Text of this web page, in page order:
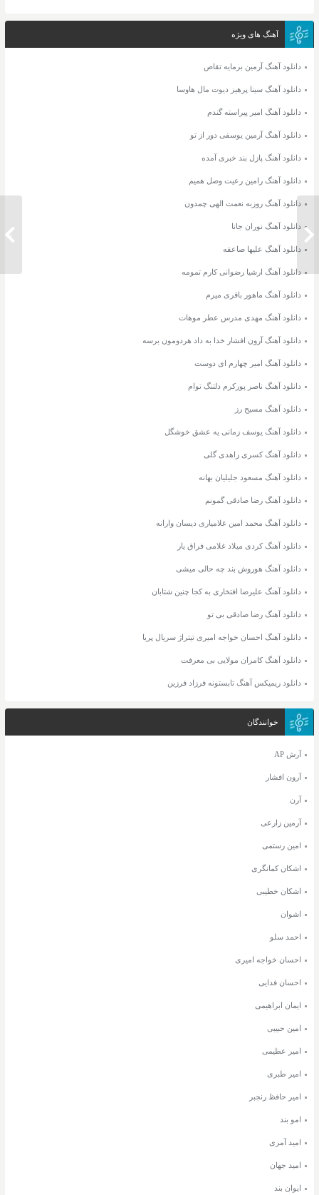
آهنگ های ویژه
دانلود آهنگ آرمین برمایه تقاص
دانلود آهنگ سینا پرهیز دیوت مال هاوسا
دانلود آهنگ امیر پیراسته گندم
دانلود آهنگ آرمین یوسفی دور از تو
دانلود آهنگ پازل بند خبری آمده
دانلود آهنگ رامین رعیت وصل همیم
دانلود آهنگ روزبه نعمت الهی چمدون
دانلود آهنگ نوران جانا
دانلود آهنگ علیها صاعقه
دانلود آهنگ ارشیا رضوانی کارم تمومه
دانلود آهنگ ماهور باقری میرم
دانلود آهنگ مهدی مدرس عطر موهات
دانلود آهنگ آرون افشار خدا به داد هردومون برسه
دانلود آهنگ امیر چهارم ای دوست
دانلود آهنگ ناصر پورکرم دلتنگ توام
دانلود آهنگ مسیح رز
دانلود آهنگ یوسف زمانی یه عشق خوشگل
دانلود آهنگ کسری زاهدی گلی
دانلود آهنگ مسعود جلیلیان بهانه
دانلود آهنگ رضا صادقی گمونم
دانلود آهنگ محمد امین غلامیاری دیسان وارانه
دانلود آهنگ کردی میلاد غلامی فراق یار
دانلود آهنگ هوروش بند چه حالی میشی
دانلود آهنگ علیرضا افتخاری به کجا چنین شتابان
دانلود آهنگ رضا صادقی بی تو
دانلود آهنگ احسان خواجه امیری تیتراژ سریال پریا
دانلود آهنگ کامران مولایی بی معرفت
دانلود ریمیکس آهنگ تابستونه فرزاد فرزین
خوانندگان
آرش AP
آرون افشار
آرن
آرمین زارعی
امین رستمی
اشکان کمانگری
اشکان خطیبی
اشوان
احمد سلو
احسان خواجه امیری
احسان فدایی
ایمان ابراهیمی
امین حبیبی
امیر عظیمی
امیر طبری
امیر حافظ رنجبر
امو بند
امید آمری
امید جهان
ایوان بند